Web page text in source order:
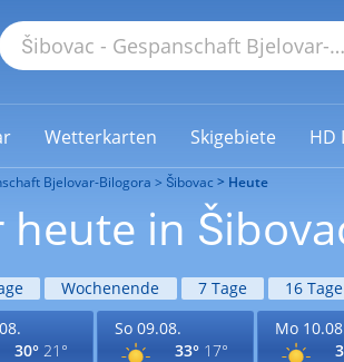
Wetterkarten Skigebiete HD
Bjelovar-Bilogora Šibovac Heute
heute in
Wochenende 7 Tage 16 Tage
30° 21°
So 09.08.
33° 17°
Mo